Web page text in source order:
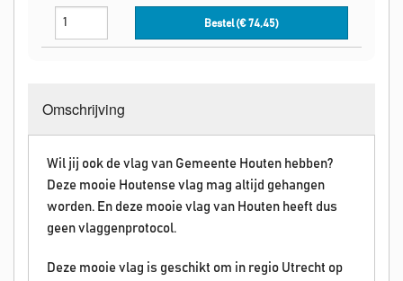
Bestel (€74,45)
Omschrijving
Wil jij ook de vlag van Gemeente Houten hebben?
Deze mooie Houtense vlag mag altijd gehangen
worden. En deze mooie vlag van Houten heeft dus
geen vlaggenprotocol.
Deze mooie vlag is geschikt om in regio Utrecht op